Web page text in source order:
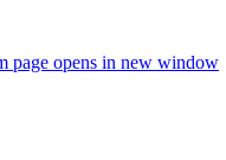
page opens in new window